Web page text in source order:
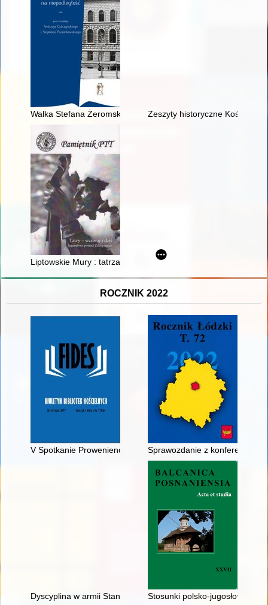
Walka Stefana Żeromskiego o polskie granice na zachodzie i
Zeszyty historyczne Kościoła
Liptowskie Mury : tatrzańskie zauroczenia (ze wspomnień
ROCZNIK 2022
V Spotkanie Proweniencyjnej Grupy RoboczejSprawozdanie z konferencji i
Dyscyplina w armii Stanów Zjednoczonych na początku wojny
Stosunki polsko-